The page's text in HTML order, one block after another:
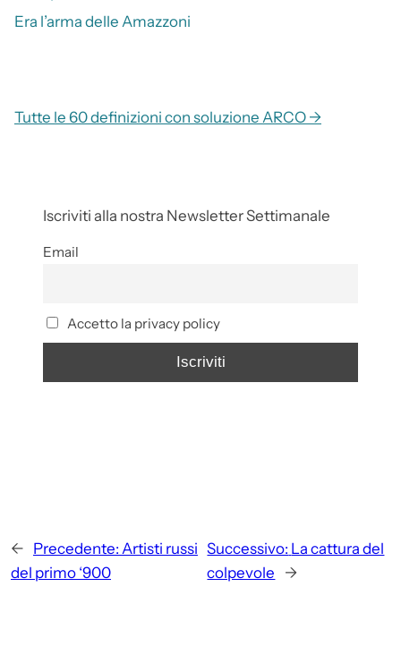
Era l’arma delle Amazzoni
Tutte le 60 definizioni con soluzione ARCO →
Iscriviti alla nostra Newsletter Settimanale
Email
Accetto la privacy policy
← Precedente: Artisti russi
del primo ‘900
Successivo: La cattura del
colpevole
→